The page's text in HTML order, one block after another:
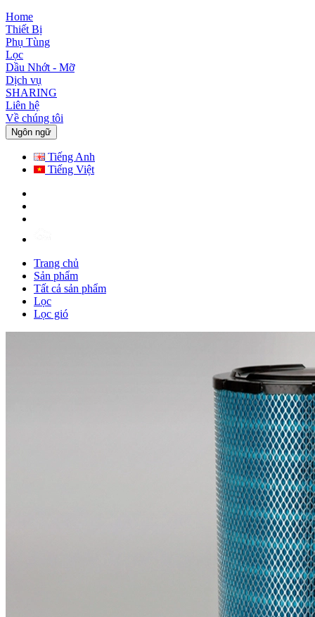
Home
Thiết Bị
Phụ Tùng
Lọc
Dầu Nhớt - Mỡ
Dịch vụ
SHARING
Liên hệ
Về chúng tôi
Ngôn ngữ
Tiếng Anh
Tiếng Việt
Trang chủ
Sản phẩm
Tất cả sản phẩm
Lọc
Lọc gió